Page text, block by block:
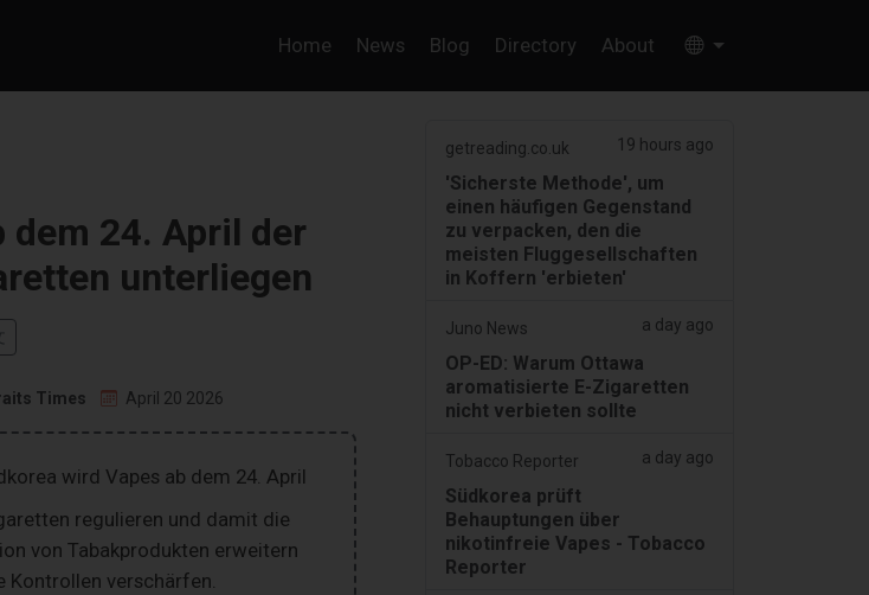
Home News Blog Directory About
dem 24. April der
unterliegen
Times April 20 2026
wird Vapes ab dem 24. April
regulieren und damit die
von Tabakprodukten erweitern
Kontrollen verschärfen.
getreading.co.uk 19 hours ago
'Sicherste Methode', um
einen häufigen Gegenstand
zu verpacken, den die
meisten Fluggesellschaften
in Koffern 'erbieten'
Juno News a day ago
OP-ED: Warum Ottawa
aromatisierte E-Zigaretten
nicht verbieten sollte
Tobacco Reporter a day ago
Südkorea prüft
Behauptungen über
nikotinfreie Vapes - Tobacco
Reporter